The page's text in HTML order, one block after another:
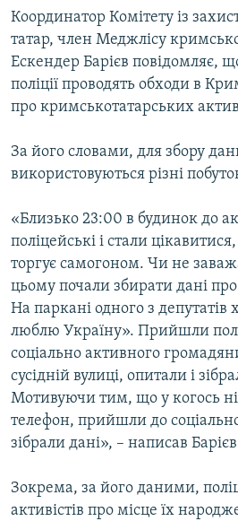
Координатор Комітету із
татар, член Меджлісу
Ескендер Барієв повідомляє,
поліції проводять обходи в
про кримськотатарських
За його словами, для збору
використовуються різні
«Близько 23:00 в будинок до
поліцейські і стали
торгує самогоном. Чи не
цьому почали збирати дані про
На паркані одного з депутатів
люблю Україну». Прийшли
соціально активного
сусідній вулиці, опитали і
Мотивуючи тим, що у когось
телефон, прийшли до
зібрали дані», – написав
Зокрема, за його даними,
активістів про місце їх